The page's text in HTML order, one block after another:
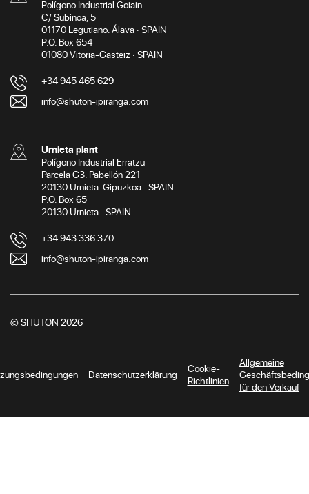
Polígono Industrial Goiain
C/ Subinoa, 5
01170 Legutiano. Álava · SPAIN
P.O. Box 654
01080 Vitoria-Gasteiz · SPAIN
+34 945 465 629
info@shuton-ipiranga.com
Urnieta plant
Polígono Industrial Erratzu
Parcela G3. Pabellón 221
20130 Urnieta. Gipuzkoa · SPAIN
P.O. Box 65
20130 Urnieta · SPAIN
+34 943 336 370
info@shuton-ipiranga.com
© SHUTON 2026
Datenschutzerklärung
Cookie-
Richtlinien
Allgemeine
für den Verkauf